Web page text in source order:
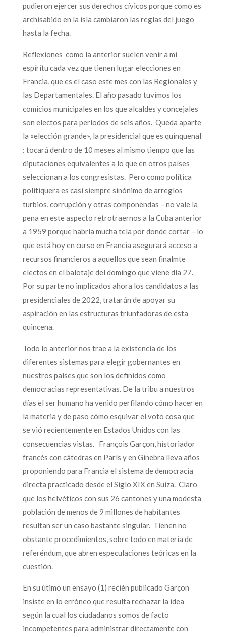
pudieron ejercer sus derechos cívicos porque como es
archisabido en la isla cambiaron las reglas del juego
hasta la fecha.
Reflexiones como la anterior suelen venir a mi
espíritu cada vez que tienen lugar elecciones en
Francia, que es el caso este mes con las Regionales y
las Departamentales. El año pasado tuvimos los
comicios municipales en los que alcaldes y concejales
son electos para períodos de seis años. Queda aparte
la «elección grande», la presidencial que es quinquenal
: tocará dentro de 10 meses al mismo tiempo que las
diputaciones equivalentes a lo que en otros países
seleccionan a los congresistas. Pero como política
politiquera es casi siempre sinónimo de arreglos
turbios, corrupción y otras componendas – no vale la
pena en este aspecto retrotraernos a la Cuba anterior
a 1959 porque habría mucha tela por donde cortar – lo
que está hoy en curso en Francia asegurará acceso a
recursos financieros a aquellos que sean finalmte
electos en el balotaje del domingo que viene día 27.
Por su parte no implicados ahora los candidatos a las
presidenciales de 2022, tratarán de apoyar su
aspiración en las estructuras triunfadoras de esta
quincena.
Todo lo anterior nos trae a la existencia de los
diferentes sistemas para elegir gobernantes en
nuestros países que son los definidos como
democracias representativas. De la tribu a nuestros
días el ser humano ha venido perfilando cómo hacer en
la materia y de paso cómo esquivar el voto cosa que
se vió recientemente en Estados Unidos con las
consecuencias vistas. François Garçon, historiador
francés con cátedras en París y en Ginebra lleva años
proponiendo para Francia el sistema de democracia
directa practicado desde el Siglo XIX en Suiza. Claro
que los helvéticos con sus 26 cantones y una modesta
población de menos de 9 millones de habitantes
resultan ser un caso bastante singular. Tienen no
obstante procedimientos, sobre todo en materia de
referéndum, que abren especulaciones teóricas en la
cuestión.
En su útimo un ensayo (1) recién publicado Garçon
insiste en lo erróneo que resulta rechazar la idea
según la cual los ciudadanos somos de facto
incompetentes para administrar directamente con